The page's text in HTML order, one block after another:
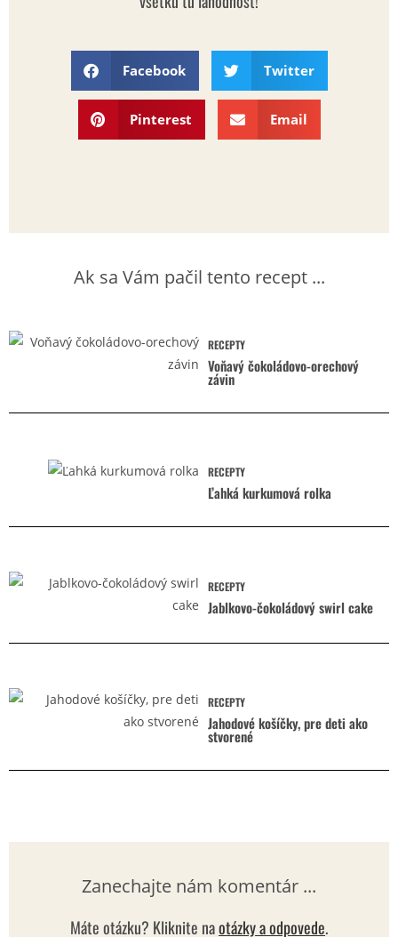
Facebook Twitter
Pinterest Email
Ak sa Vám pačil tento recept ...
RECEPTY
Voňavý čokoládovo-orechový
závin
RECEPTY
Ľahká kurkumová rolka
RECEPTY
Jablkovo-čokoládový swirl cake
RECEPTY
Jahodové košíčky, pre deti ako
stvorené
Zanechajte nám komentár ...
Máte otázku? Kliknite naotázky a odpovede.